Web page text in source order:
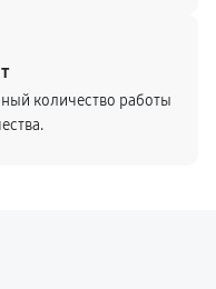
количество работы